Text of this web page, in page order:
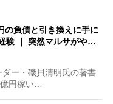
の負債と引き換えに手に
験 ｜ 突然マルサがや…
ー・磯貝清明氏の著書
円稼い…